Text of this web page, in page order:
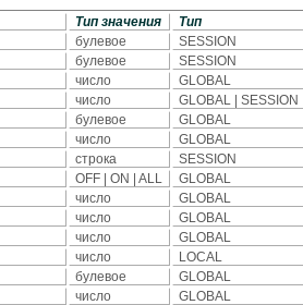
Тип значения
Тип
булевое
SESSION
булевое
SESSION
число
GLOBAL
число
GLOBAL | SESSION
булевое
GLOBAL
число
GLOBAL
строка
SESSION
OFF | ON | ALL
GLOBAL
число
GLOBAL
число
GLOBAL
число
GLOBAL
число
LOCAL
булевое
GLOBAL
число
GLOBAL